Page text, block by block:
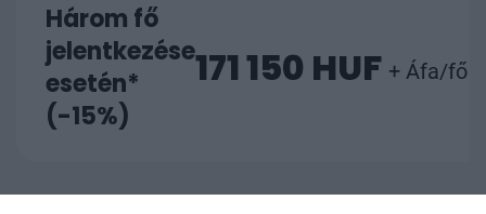
Három fő
jelentkezése
esetén*
(-15%)
171 150 HUF + Áfa/fő